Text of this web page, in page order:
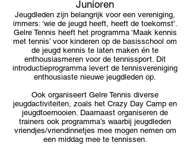
Junioren
Jeugdleden zijn belangrijk voor een vereniging,
immers: ‘wie de jeugd heeft, heeft de toekomst’.
Gelre Tennis heeft het programma ‘Maak kennis
met tennis’ voor kinderen op de basisschool om
de jeugd kennis te laten maken én te
enthousiasmeren voor de tennissport. Dit
introductieprogramma levert de tennisvereniging
enthousiaste nieuwe jeugdleden op.
Ook organiseert Gelre Tennis diverse
jeugdactiviteiten, zoals het Crazy Day Camp en
jeugdtoernooien. Daarnaast organiseren de
trainers ook programma’s waarbij jeugdleden
vriendjes/vriendinnetjes mee mogen nemen om
een middag mee te tennissen.